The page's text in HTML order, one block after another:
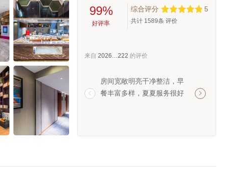
99%
好评率
综合评分 5
共计 1589条 评价
来自 2026…222 的评价

房间宽敞明亮干净整洁，早
餐丰富多样，夏夏服务很好
还赠送了伴手礼，
